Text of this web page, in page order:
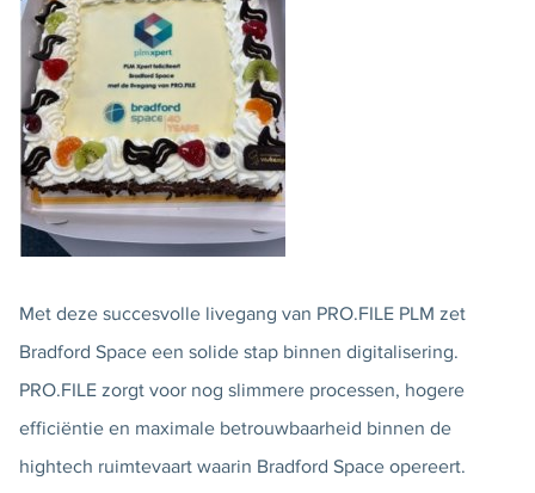
Met deze succesvolle livegang van PRO.FILE PLM zet
Bradford Space een solide stap binnen digitalisering.
PRO.FILE zorgt voor nog slimmere processen, hogere
efficiëntie en maximale betrouwbaarheid binnen de
hightech ruimtevaart waarin Bradford Space opereert.